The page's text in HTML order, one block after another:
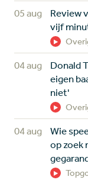
05 aug
Review
vijf
04 aug
Donald
eigen
niet'
04 aug
Wie
op zoek